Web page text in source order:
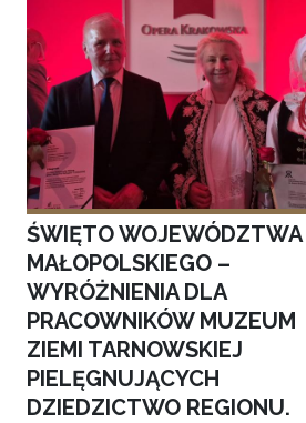
ŚWIĘTO WOJEWÓDZTWA
MAŁOPOLSKIEGO –
WYRÓŻNIENIA DLA
PRACOWNIKÓW MUZEUM
ZIEMI TARNOWSKIEJ
PIELĘGNUJĄCYCH
DZIEDZICTWO REGIONU.